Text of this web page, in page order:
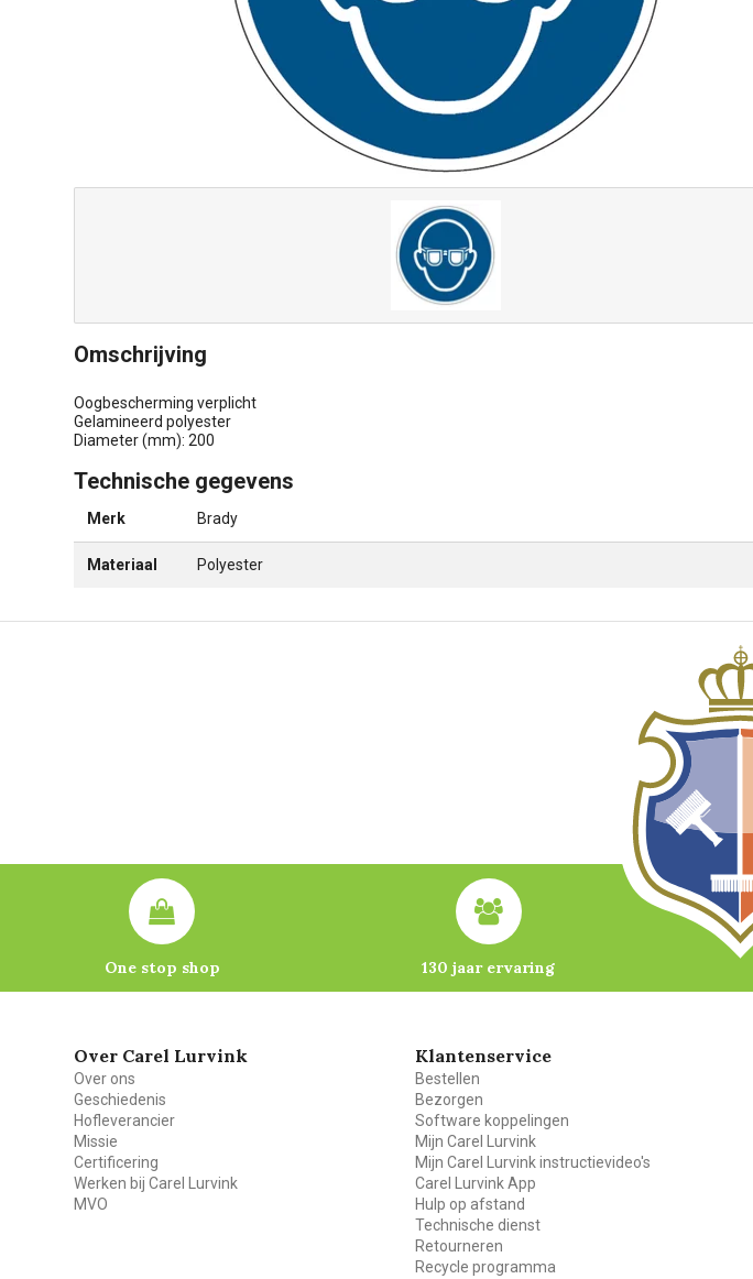
Omschrijving
Oogbescherming verplicht
Gelamineerd polyester
Diameter (mm): 200
Technische gegevens
Merk Brady
Materiaal Polyester
One stop shop 130 jaar ervaring
Over Carel Lurvink
Over ons
Geschiedenis
Hofleverancier
Missie
Certificering
Werken bij Carel Lurvink
MVO
Klantenservice
Bestellen
Bezorgen
Software koppelingen
Mijn Carel Lurvink
Mijn Carel Lurvink instructievideo's
Carel Lurvink App
Hulp op afstand
Technische dienst
Retourneren
Recycle programma